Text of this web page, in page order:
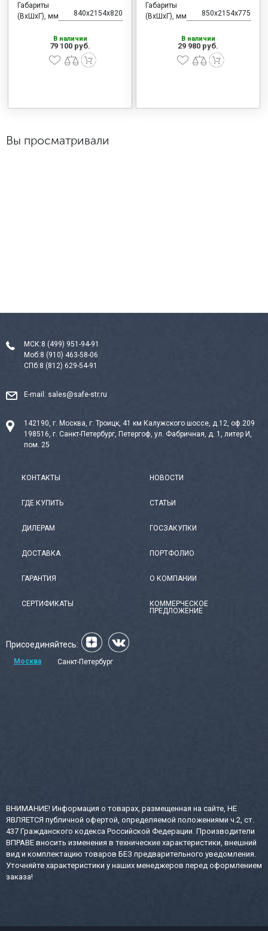
Габариты
(ВхШхГ), мм
840x2154x820
В наличии
79 100 руб.
Габариты
(ВхШхГ), мм
850x2154x775
В наличии
29 980 руб.
Вы просматривали
МСК:8 (499) 951-94-91
Моб:8 (910) 463-58-06
СПб:8 (812) 629-54-91
E-mail: sales@safe-str.ru
142190, г. Москва, г. Троицк, 41 км Калужского шоссе, д.12, оф.209
198516, г. Санкт-Петербург, Петергоф, ул. Фабричная, д. 1, литер И,
пом. 25
КОНТАКТЫ
ГДЕ КУПИТЬ
ДИЛЕРАМ
ДОСТАВКА
ГАРАНТИЯ
СЕРТИФИКАТЫ
НОВОСТИ
СТАТЬИ
ГОСЗАКУПКИ
ПОРТФОЛИО
О КОМПАНИИ
КОММЕРЧЕСКОЕ
ПРЕДЛОЖЕНИЕ
Присоединяйтесь:
Москва Санкт-Петербург
ВНИМАНИЕ! Информация о товарах, размещенная на сайте, НЕ
ЯВЛЯЕТСЯ публичной офертой, определяемой положениями ч.2, ст.
437 Гражданского кодекса Российской Федерации. Производители
ВПРАВЕ вносить изменения в технические характеристики, внешний
вид и комплектацию товаров БЕЗ предварительного уведомления.
Уточняйте характеристики у наших менеджеров перед оформлением
заказа!